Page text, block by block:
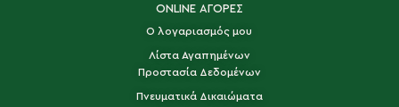
ONLINE ΑΓΟΡΕΣ
Ο λογαριασμός μου
Λίστα Αγαπημένων
Προστασία Δεδομένων
Πνευματικά Δικαιώματα